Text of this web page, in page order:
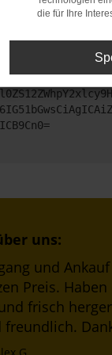
Schritte
uns:
und
Preis. Haben
frisch
die für Ihre